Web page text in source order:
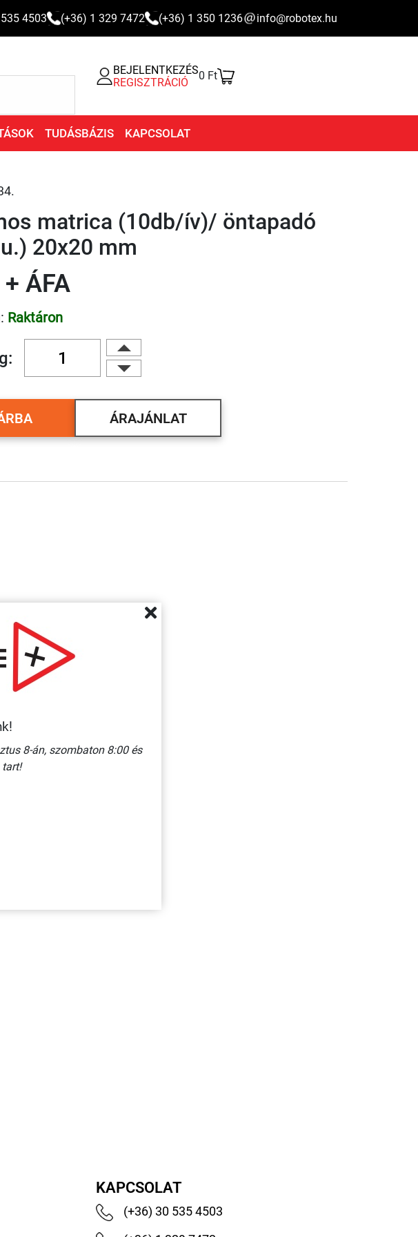
4503 (+36) 1 329 7472 (+36) 1 350 1236 info@robotex.hu
BEJELENTKEZÉS
REGISZTRÁCIÓ
0 Ft
TUDÁSBÁZIS KAPCSOLAT
matrica (10db/ív)/ öntapadó
20x20 mm
ÁFA
Raktáron
ÁRAJÁNLAT
KAPCSOLAT
(+36) 30 535 4503
8-án, szombaton 8:00 és
tart!